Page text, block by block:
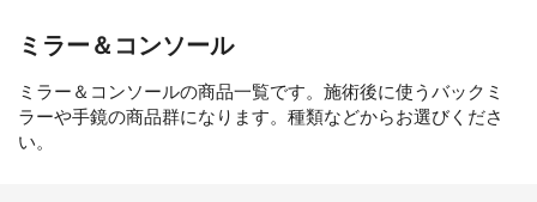
ミラー＆コンソール
ミラー＆コンソールの商品一覧です。施術後に使うバックミ
ラーや手鏡の商品群になります。種類などからお選びくださ
い。